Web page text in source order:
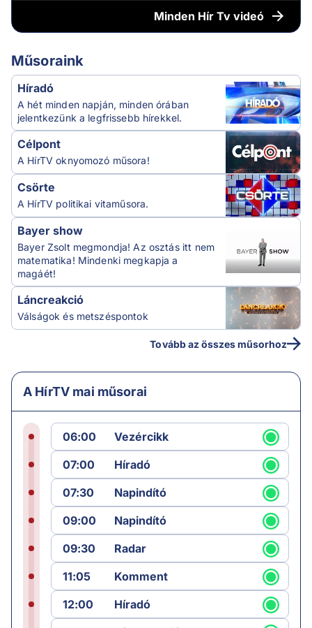
Minden Hír Tv videó
Műsoraink
Híradó
A hét minden napján, minden órában
jelentkezünk a legfrissebb hírekkel.
Célpont
A HírTV oknyomozó műsora!
Csörte
A HírTV politikai vitaműsora.
Bayer show
Bayer Zsolt megmondja! Az osztás itt nem
matematika! Mindenki megkapja a
magáét!
Láncreakció
Válságok és metszéspontok
Tovább az összes műsorhoz
A HírTV mai műsorai
06:00
Vezércikk
07:00
Híradó
07:30
Napindító
09:00
Napindító
09:30
Radar
11:05
Komment
12:00
Híradó